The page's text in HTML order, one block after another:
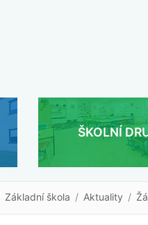
ŠKOLNÍ
Základní škola Aktuality